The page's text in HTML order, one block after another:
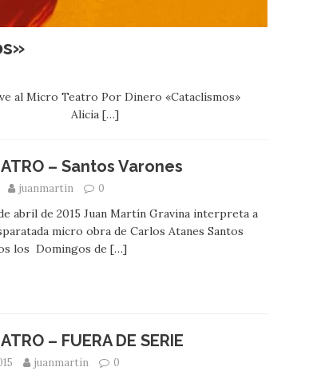
al Micro Teatro Por Dinero «Cataclísmos»
con Alicia […]
– Santos Varones
juanmartin 0
abril de 2015 Juan Martín Gravina interpreta a
micro obra de Carlos Atanes Santos
los Domingos de […]
– FUERA DE SERIE
juanmartin 0